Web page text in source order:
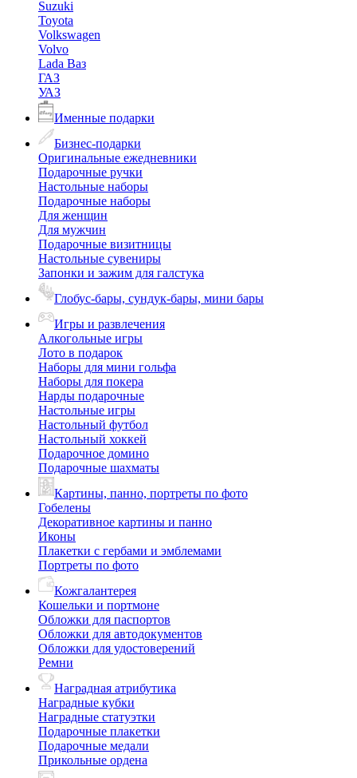
Suzuki
Toyota
Volkswagen
Volvo
Lada Ваз
ГАЗ
УАЗ
Именные подарки
Бизнес-подарки
Оригинальные ежедневники
Подарочные ручки
Настольные наборы
Подарочные наборы
Для женщин
Для мужчин
Подарочные визитницы
Настольные сувениры
Запонки и зажим для галстука
Глобус-бары, сундук-бары, мини бары
Игры и развлечения
Алкогольные игры
Лото в подарок
Наборы для мини гольфа
Наборы для покера
Нарды подарочные
Настольные игры
Настольный футбол
Настольный хоккей
Подарочное домино
Подарочные шахматы
Картины, панно, портреты по фото
Гобелены
Декоративное картины и панно
Иконы
Плакетки с гербами и эмблемами
Портреты по фото
Кожгалантерея
Кошельки и портмоне
Обложки для паспортов
Обложки для автодокументов
Обложки для удостоверений
Ремни
Наградная атрибутика
Наградные кубки
Наградные статуэтки
Подарочные плакетки
Подарочные медали
Прикольные ордена